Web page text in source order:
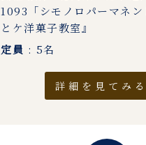
1093「シモノロパーマネン
とケ洋菓子教室』
定員 : 5名
詳細を見てみる